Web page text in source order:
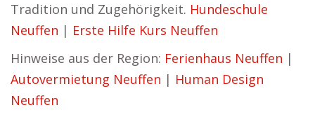
Tradition und Zugehörigkeit. Hundeschule
Neuffen | Erste Hilfe Kurs Neuffen
Hinweise aus der Region: Ferienhaus Neuffen |
Autovermietung Neuffen | Human Design
Neuffen